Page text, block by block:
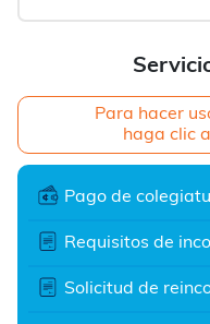
Para hacer
haga clic
Pago de
Requisitos de
Solicitud de